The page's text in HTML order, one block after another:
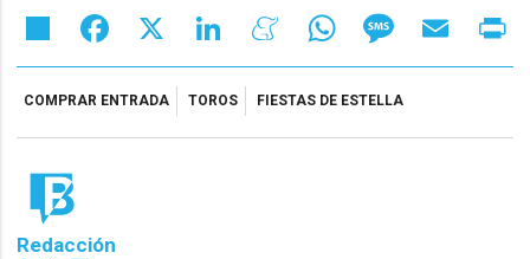
Share Facebook LinkedIn MeneameWhatsAppMessageEmail
COMPRAR ENTRADA TOROS FIESTAS DE ESTELLA
Redacción